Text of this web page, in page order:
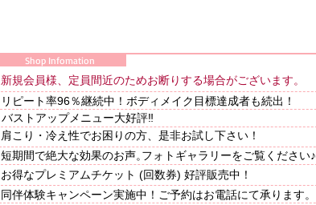
Shop Infomation
​新規会員様、定員間近のためお断りする場合がございます。
リピート率96％継続中！ボディメイク目標達成者も続出！
​肩こり・冷え性でお困りの方、是非お試し下さい！
短期間で絶大な効果のお声。
お得なプレミアムチケット (回数券) 好評販売中！
フォトギャラリーをご覧ください♪
同伴体験キャンペーン実施中！ご予約はお電話にて承ります。
​バストアップメニュー大好評‼